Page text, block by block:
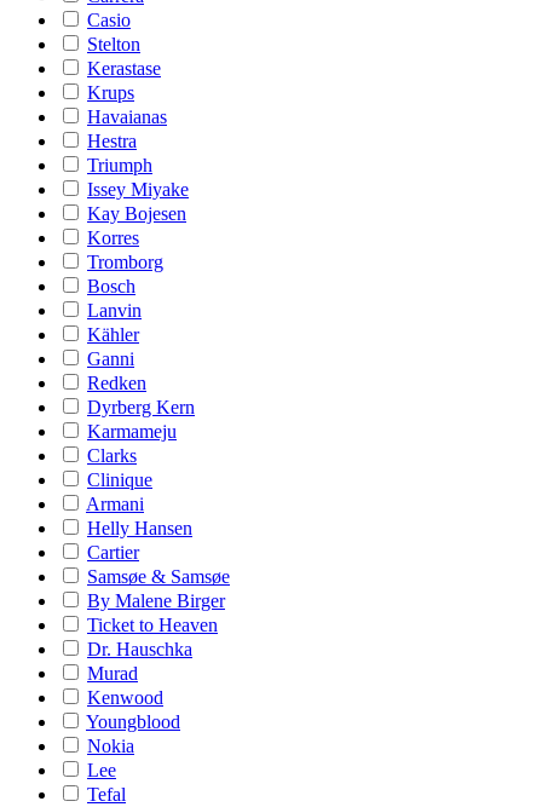
Casio
Stelton
Kerastase
Krups
Havaianas
Hestra
Triumph
Issey Miyake
Kay Bojesen
Korres
Tromborg
Bosch
Lanvin
Kähler
Ganni
Redken
Dyrberg Kern
Karmameju
Clarks
Clinique
Armani
Helly Hansen
Cartier
Samsøe & Samsøe
By Malene Birger
Ticket to Heaven
Dr. Hauschka
Murad
Kenwood
Youngblood
Nokia
Lee
Tefal